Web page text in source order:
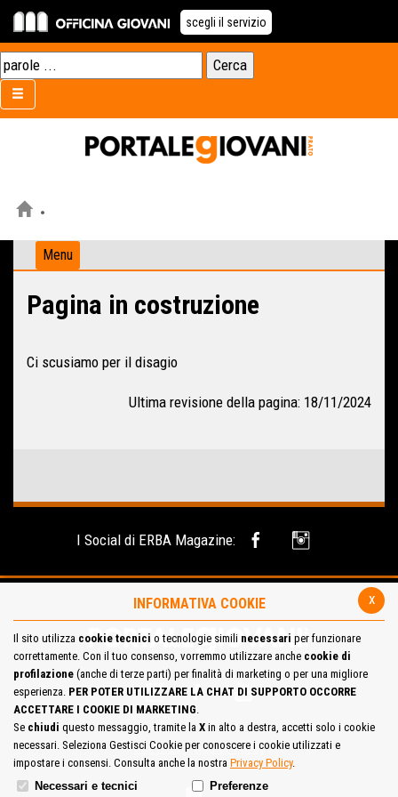
scegli il servizio
Menu
Pagina in costruzione
Ci scusiamo per il disagio
Ultima revisione della pagina: 18/11/2024
I Social di ERBA Magazine:
Site Map Cookie Policy
x
INFORMATIVA COOKIE
Il sito utilizza cookie tecnici o tecnologie simili necessari per funzionare
correttamente. Con il tuo consenso, vorremmo utilizzare anche cookie di
profilazione (anche di terze parti) per finalità di marketing o per una migliore
esperienza. PER POTER UTILIZZARE LA CHAT DI SUPPORTO OCCORRE
ACCETTARE I COOKIE DI MARKETING.
Se chiudi questo messaggio, tramite la X in alto a destra, accetti solo i cookie
necessari. Seleziona Gestisci Cookie per conoscere i cookie utilizzati e
impostare i consensi. Consulta anche la nostra Privacy Policy.
Necessari e tecnici
Preferenze